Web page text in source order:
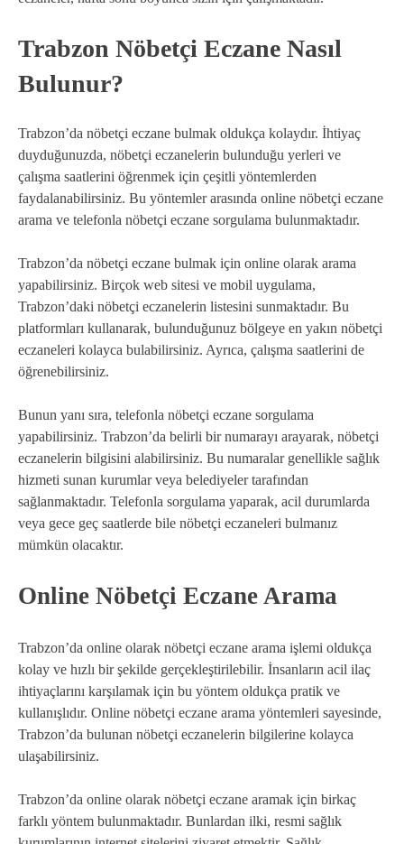
Trabzon Nöbetçi Eczane Nasıl
Bulunur?
Trabzon’da nöbetçi eczane bulmak oldukça kolaydır. İhtiyaç
duyduğunuzda, nöbetçi eczanelerin bulunduğu yerleri ve
çalışma saatlerini öğrenmek için çeşitli yöntemlerden
faydalanabilirsiniz. Bu yöntemler arasında online nöbetçi eczane
arama ve telefonla nöbetçi eczane sorgulama bulunmaktadır.
Trabzon’da nöbetçi eczane bulmak için online olarak arama
yapabilirsiniz. Birçok web sitesi ve mobil uygulama,
Trabzon’daki nöbetçi eczanelerin listesini sunmaktadır. Bu
platformları kullanarak, bulunduğunuz bölgeye en yakın nöbetçi
eczaneleri kolayca bulabilirsiniz. Ayrıca, çalışma saatlerini de
öğrenebilirsiniz.
Bunun yanı sıra, telefonla nöbetçi eczane sorgulama
yapabilirsiniz. Trabzon’da belirli bir numarayı arayarak, nöbetçi
eczanelerin bilgisini alabilirsiniz. Bu numaralar genellikle sağlık
hizmeti sunan kurumlar veya belediyeler tarafından
sağlanmaktadır. Telefonla sorgulama yaparak, acil durumlarda
veya gece geç saatlerde bile nöbetçi eczaneleri bulmanız
mümkün olacaktır.
Online Nöbetçi Eczane Arama
Trabzon’da online olarak nöbetçi eczane arama işlemi oldukça
kolay ve hızlı bir şekilde gerçekleştirilebilir. İnsanların acil ilaç
ihtiyaçlarını karşılamak için bu yöntem oldukça pratik ve
kullanışlıdır. Online nöbetçi eczane arama yöntemleri sayesinde,
Trabzon’da bulunan nöbetçi eczanelerin bilgilerine kolayca
ulaşabilirsiniz.
Trabzon’da online olarak nöbetçi eczane aramak için birkaç
farklı yöntem bulunmaktadır. Bunlardan ilki, resmi sağlık